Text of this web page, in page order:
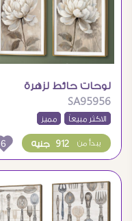
لوحات حائط لزهرة
الفاوانيا البيضاء بتصميم
فريد
SA95956
الاكثر مبيعاً مميز
912 جنيه يبدأ من 6